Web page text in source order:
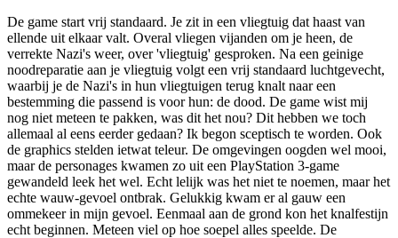
De game start vrij standaard. Je zit in een vliegtuig dat haast van
ellende uit elkaar valt. Overal vliegen vijanden om je heen, de
verrekte Nazi's weer, over 'vliegtuig' gesproken. Na een geinige
noodreparatie aan je vliegtuig volgt een vrij standaard luchtgevecht,
waarbij je de Nazi's in hun vliegtuigen terug knalt naar een
bestemming die passend is voor hun: de dood. De game wist mij
nog niet meteen te pakken, was dit het nou? Dit hebben we toch
allemaal al eens eerder gedaan? Ik begon sceptisch te worden. Ook
de graphics stelden ietwat teleur. De omgevingen oogden wel mooi,
maar de personages kwamen zo uit een PlayStation 3-game
gewandeld leek het wel. Echt lelijk was het niet te noemen, maar het
echte wauw-gevoel ontbrak. Gelukkig kwam er al gauw een
ommekeer in mijn gevoel. Eenmaal aan de grond kon het knalfestijn
echt beginnen. Meteen viel op hoe soepel alles speelde. De